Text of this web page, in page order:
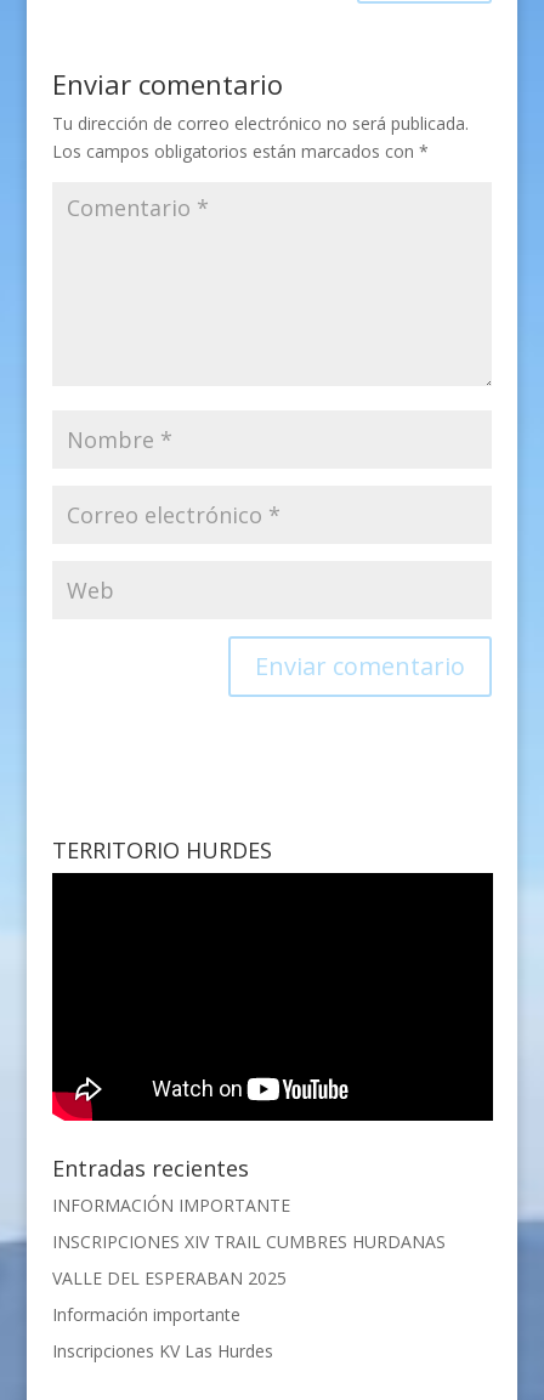
Enviar comentario
Tu dirección de correo electrónico no será publicada.
Los campos obligatorios están marcados con *
TERRITORIO HURDES
Entradas recientes
INFORMACIÓN IMPORTANTE
INSCRIPCIONES XIV TRAIL CUMBRES HURDANAS
VALLE DEL ESPERABAN 2025
Información importante
Inscripciones KV Las Hurdes